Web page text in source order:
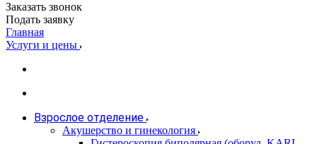
Заказать звонок
Подать заявку
Главная
Услуги и цены
Взрослое отделение
Акушерство и гинекология